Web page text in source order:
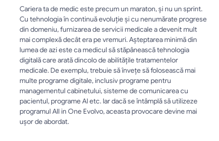
Cariera ta de medic este precum un maraton, și nu un sprint.
Cu tehnologia în continuă evoluție și cu nenumărate progrese
din domeniu, furnizarea de servicii medicale a devenit mult
mai complexă decât era pe vremuri. Așteptarea minimă din
lumea de azi este ca medicul să stăpânească tehnologia
digitală care arată dincolo de abilitățile tratamentelor
medicale. De exemplu, trebuie să învețe să folosească mai
multe programe digitale, inclusiv programe pentru
managementul cabinetului, sisteme de comunicarea cu
pacientul, programe AI etc. Iar dacă se întâmplă să utilizeze
programul All in One Evolvo, aceasta provocare devine mai
ușor de abordat.